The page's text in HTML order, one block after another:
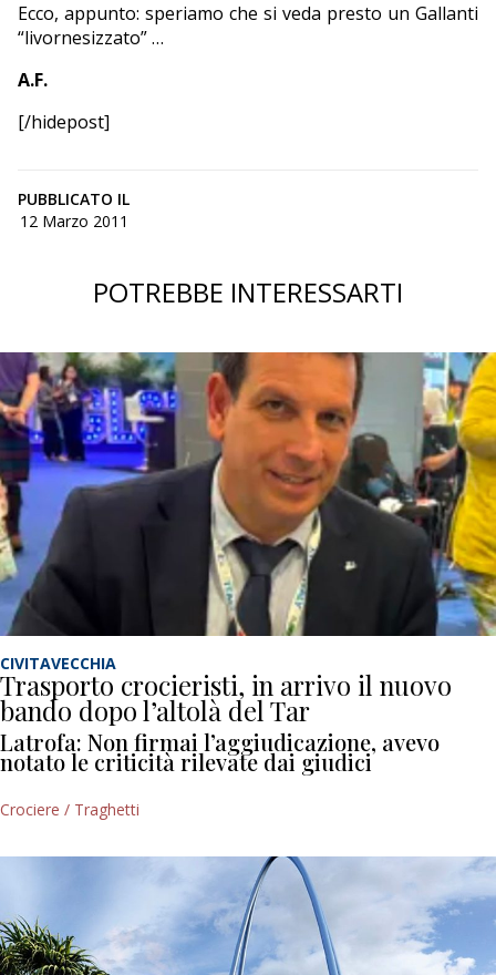
Ecco, appunto: speriamo che si veda presto un Gallanti
“livornesizzato” …
A.F.
[/hidepost]
PUBBLICATO IL
12 Marzo 2011
POTREBBE INTERESSARTI
CIVITAVECCHIA
Trasporto crocieristi, in arrivo il nuovo
bando dopo l’altolà del Tar
Latrofa: Non firmai l’aggiudicazione, avevo
notato le criticità rilevate dai giudici
Crociere / Traghetti